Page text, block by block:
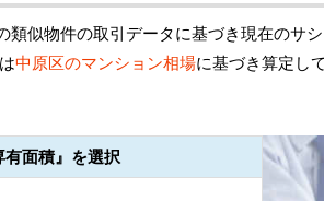
類似物件の取引データに基づき現在のサ
中原区のマンション相場に基づき算定し
面積』を選択